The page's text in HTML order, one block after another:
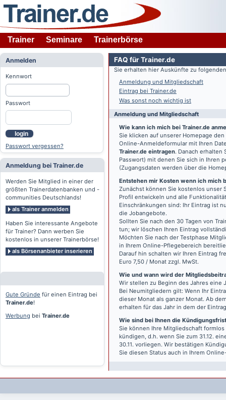
Trainer Seminare Trainerbörse
Anmelden
Kennwort
Passwort
login
Passwort vergessen?
Anmeldung bei Trainer.de
Werden Sie Mitglied in einer der
größten Trainerdatenbanken und -
communities Deutschlands!
als Trainer anmelden
Haben Sie interessante Angebote
für Trainer? Dann werben Sie
kostenlos in unserer Trainerbörse!
als Börsenanbieter inserieren
Gute Gründe für einen Eintrag bei
Trainer.de!
Werbung bei Trainer.de
FAQ für Trainer.de
Sie erhalten hier Auskünfte zu
Anmeldung und Mitgliedschaft
Eintrag bei Trainer.de
Was sonst noch wichtig ist
Anmeldung und Mitgliedschaft
Wie kann ich mich bei Trainer.de
Sie klicken auf unserer Homepage
Online-Anmeldeformular mit Ihren
Trainer.de eintragen. Danach erhalten
Passwort) mit denen Sie sich in Ihren
(Zugangsdaten werden über die
Entstehen mir Kosten wenn ich mich
Zunächst können Sie kostenlos unser
Profil entwickeln und alle
Einschränkungen sind: Ihr Eintrag ist
die Jobangebote.
Sollten Sie nach den 30 Tagen von
tun; wir löschen Ihren Eintrag
Möchten Sie nach der Testphase
in Ihrem Online-Pflegebereich
Darauf hin schalten wir Ihren Eintrag
Euro 7,50 / Monat zzgl. MwSt.
Wie und wann wird der
Wir stellen zu Beginn des Jahres eine
Bei Neumitgliedern gilt: Wenn Ihr
dieser Monat als ganzer Monat. Ab
erhalten für das Jahr in dem der
Wie sind bei Ihnen die
Sie können Ihre Mitgliedschaft
kündigen, d.h. wenn Sie zum 31.12.
30.11. vorliegen. Wir bestätigen
Sie diesen Status auch in Ihrem